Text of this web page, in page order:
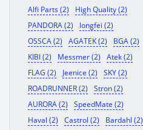
Alfi Parts (2)
High Quality (2)
PANDORA (2)
longfei (2)
OSSCA (2)
AGATEK (2)
BGA (2)
KIBI (2)
Messmer (2)
Atek (2)
FLAG (2)
Jeenice (2)
SKY (2)
ROADRUNNER (2)
Stron (2)
AURORA (2)
SpeedMate (2)
Haval (2)
Castrol (2)
Bardahl (2)